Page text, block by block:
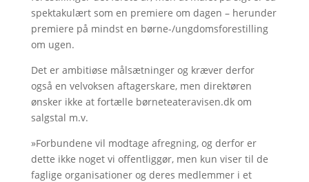
spektakulært som en premiere om dagen – herunder
premiere på mindst en børne-/ungdomsforestilling
om ugen.
Det er ambitiøse målsætninger og kræver derfor
også en velvoksen aftagerskare, men direktøren
ønsker ikke at fortælle børneteateravisen.dk om
salgstal m.v.
»Forbundene vil modtage afregning, og derfor er
dette ikke noget vi offentliggør, men kun viser til de
faglige organisationer og deres medlemmer i et